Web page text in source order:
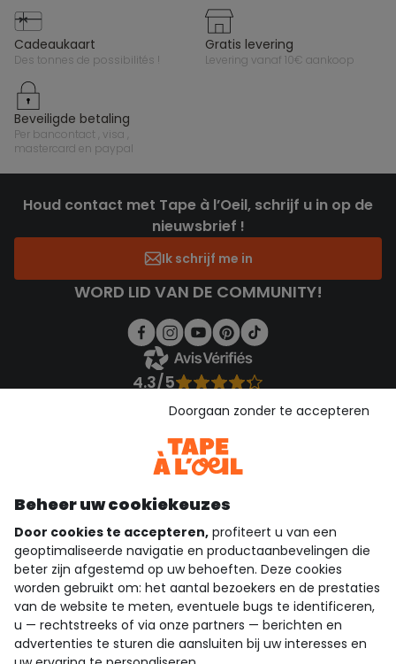
cadeaukaart
des tonnes de possibilités !
gratis levering
levering vanaf 10€ aankoop
beveiligde betaling
per bancontact , visa ,
mastercard en paypal
Houd contact met Tape à l’Oeil, schrijf u in op de
nieuwsbrief !
Ik schrijf me in
WORD LID VAN DE COMMUNITY!
4.3/5
Bekijk de vertrouwensverklaring
Download onze applicatie
Ontdek onze applicatie
wie zijn we?
hulp nodig
loyalty club
Beheer uw cookiekeuzes
Door cookies te accepteren, profiteert u van een
geoptimaliseerde navigatie en productaanbevelingen die
beter zijn afgestemd op uw behoeften. Deze cookies
worden gebruikt om: het aantal bezoekers en de prestaties
van de website te meten, eventuele bugs te identificeren,
u — rechtstreeks of via onze partners — berichten en
advertenties te sturen die aansluiten bij uw interesses en
Doorgaan zonder te accepteren